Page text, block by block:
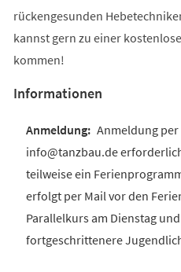
rückengesunden
kannst gern zu einer
kommen!
Informationen
Anmeldung
info@tanzbau.de
teilweise ein
erfolgt per Mail vor den
Parallelkurs am Dienstag
fortgeschrittenere